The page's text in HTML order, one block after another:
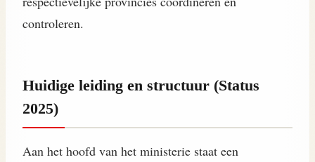
controleren.
Huidige leiding en structuur (Status
2025)
Aan het hoofd van het ministerie staat een